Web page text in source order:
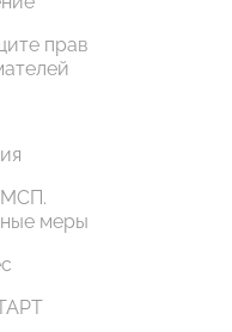
прав
меры